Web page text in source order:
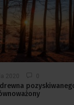
2020 0